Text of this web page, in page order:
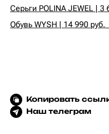
Серьги POLINA JEWEL | 3
Обувь WYSH | 14 990 руб.
Копировать
Наш телеграм